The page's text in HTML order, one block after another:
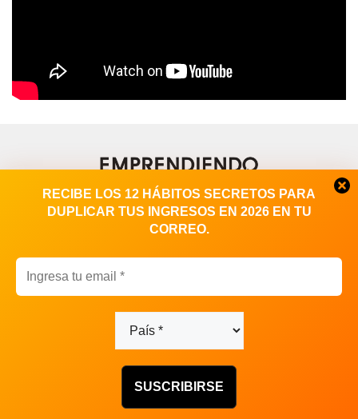
RECIBE LOS 12 HÁBITOS SECRETOS PARA
DUPLICAR TUS INGRESOS EN 2026 EN TU
CORREO.
© EMPRENDIENDO HISTORIAS 2023